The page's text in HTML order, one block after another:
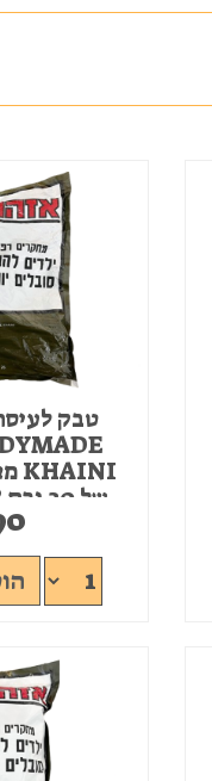
של 20 גרם 8 מ"ג ניקוטין